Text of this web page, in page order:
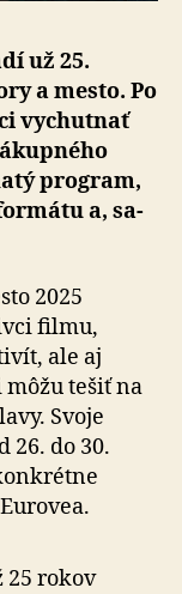
už 25.
a mesto. Po
vychutnať
pro­gram,
a, sa­
2025
filmu,
ale aj
tešiť na
Svoje
26. do 30.
25 rokov